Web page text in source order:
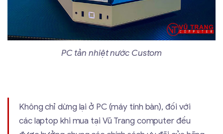
PC tản nhiệt nước Custom
Không chỉ dừng lại ở PC (máy tính bàn), đối với
các laptop khi mua tại Vũ Trang computer đều